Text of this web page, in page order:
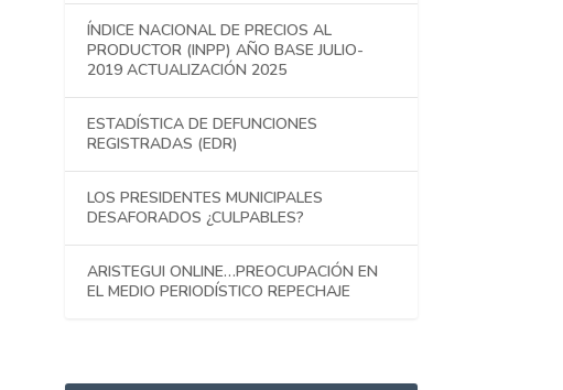
ÍNDICE NACIONAL DE PRECIOS AL
PRODUCTOR (INPP) AÑO BASE JULIO-
2019 ACTUALIZACIÓN 2025
ESTADÍSTICA DE DEFUNCIONES
REGISTRADAS (EDR)
LOS PRESIDENTES MUNICIPALES
DESAFORADOS ¿CULPABLES?
ARISTEGUI ONLINE…PREOCUPACIÓN EN
EL MEDIO PERIODÍSTICO REPECHAJE